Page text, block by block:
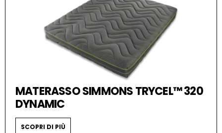
MATERASSO SIMMONS TRYCEL™ 320
DYNAMIC
SCOPRI DI PIÙ